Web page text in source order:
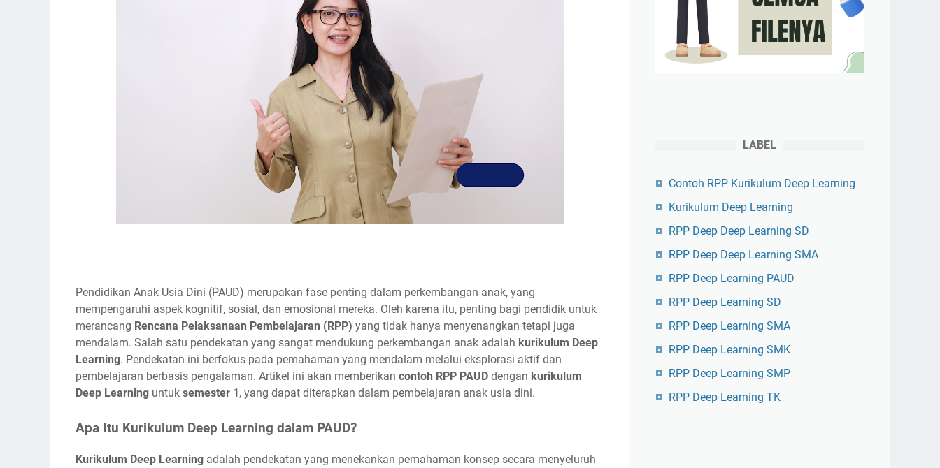
Pendidikan Anak Usia Dini (PAUD) merupakan fase penting dalam perkembangan anak, yang
mempengaruhi aspek kognitif, sosial, dan emosional mereka. Oleh karena itu, penting bagi pendidik untuk
merancang Rencana Pelaksanaan Pembelajaran (RPP) yang tidak hanya menyenangkan tetapi juga
mendalam. Salah satu pendekatan yang sangat mendukung perkembangan anak adalah kurikulum Deep
Learning. Pendekatan ini berfokus pada pemahaman yang mendalam melalui eksplorasi aktif dan
pembelajaran berbasis pengalaman. Artikel ini akan memberikan contoh RPP PAUD dengan kurikulum
Deep Learning untuk semester 1, yang dapat diterapkan dalam pembelajaran anak usia dini.
Apa Itu Kurikulum Deep Learning dalam PAUD?
Kurikulum Deep Learning adalah pendekatan yang menekankan pemahaman konsep secara menyeluruh
LABEL
Contoh RPP Kurikulum Deep Learning
Kurikulum Deep Learning
RPP Deep Deep Learning SD
RPP Deep Deep Learning SMA
RPP Deep Learning PAUD
RPP Deep Learning SD
RPP Deep Learning SMA
RPP Deep Learning SMK
RPP Deep Learning SMP
RPP Deep Learning TK